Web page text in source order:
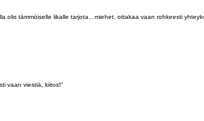
olis tämmöiselle likalle tarjota…miehet, ottakaa vaan rohkeesti
vaan viestiä, kiitos!”